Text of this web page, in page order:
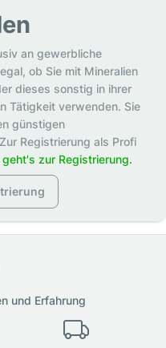
an gewerbliche
ob Sie mit Mineralien
dieses sonstig in ihrer
Tätigkeit verwenden. Sie
günstigen
Registrierung als Profi
geht's zur Registrierung.
und Erfahrung